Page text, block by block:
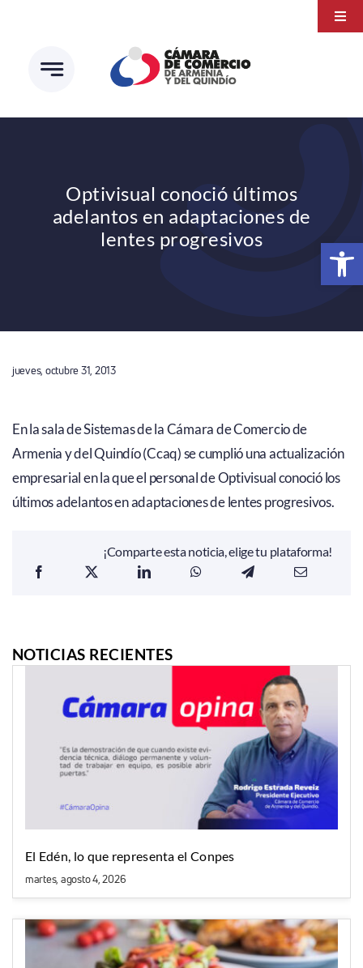
Abrir
contenido
Optivisual conoció últimos
adelantos en adaptaciones de
lentes progresivos
jueves, octubre 31, 2013
En la sala de Sistemas de la Cámara de Comercio de
Armenia y del Quindío (Ccaq) se cumplió una actualización
empresarial en la que el personal de Optivisual conoció los
últimos adelantos en adaptaciones de lentes progresivos.
¡Comparte esta noticia, elige tu plataforma!
NOTICIAS RECIENTES
El Edén, lo que representa el Conpes
martes, agosto 4, 2026